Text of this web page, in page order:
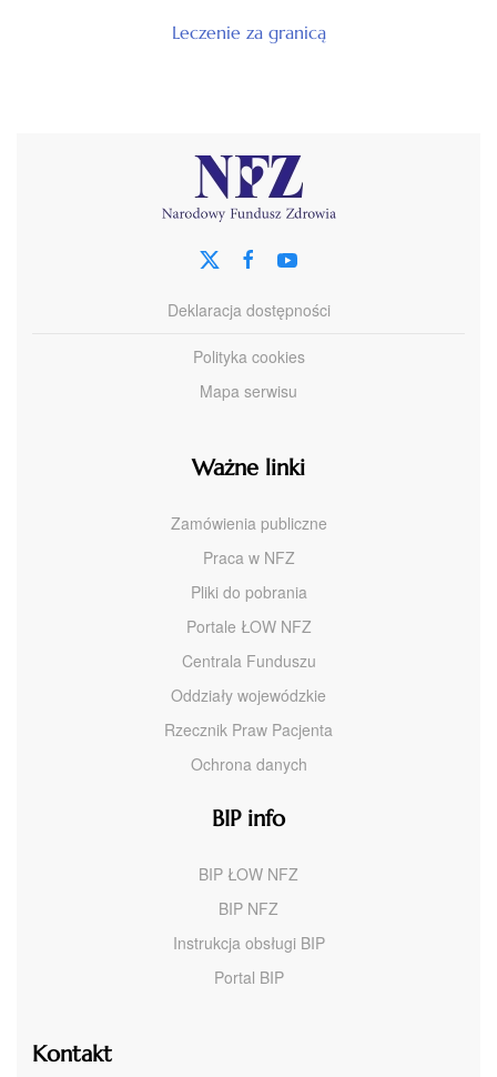
Leczenie za granicą
Deklaracja dostępności
Polityka cookies
Mapa serwisu
Ważne linki
Zamówienia publiczne
Praca w NFZ
Pliki do pobrania
Portale ŁOW NFZ
Centrala Funduszu
Oddziały wojewódzkie
Rzecznik Praw Pacjenta
Ochrona danych
BIP info
BIP ŁOW NFZ
BIP NFZ
Instrukcja obsługi BIP
Portal BIP
Kontakt